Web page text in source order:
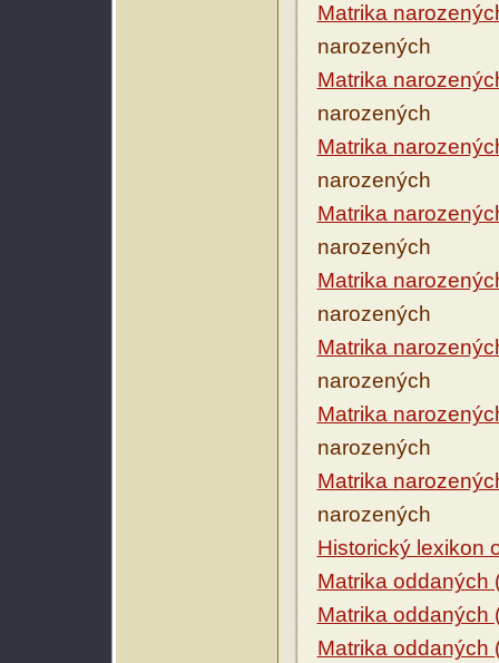
Matrika
narozených
Matrika
narozených
Matrika
narozených
Matrika
narozených
Matrika
narozených
Matrika
narozených
Matrika
narozených
Matrika
narozených
Historický lexikon
Matrika oddaných
Matrika oddaných
Matrika oddaných